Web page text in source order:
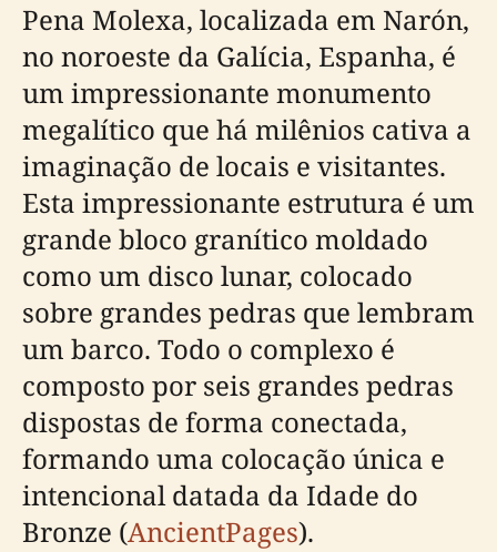
Pena Molexa, localizada em Narón,
no noroeste da Galícia, Espanha, é
um impressionante monumento
megalítico que há milênios cativa a
imaginação de locais e visitantes.
Esta impressionante estrutura é um
grande bloco granítico moldado
como um disco lunar, colocado
sobre grandes pedras que lembram
um barco. Todo o complexo é
composto por seis grandes pedras
dispostas de forma conectada,
formando uma colocação única e
intencional datada da Idade do
Bronze (AncientPages).